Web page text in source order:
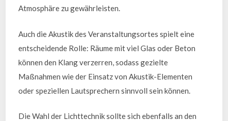
Atmosphäre zu gewährleisten.
Auch die Akustik des Veranstaltungsortes spielt eine
entscheidende Rolle: Räume mit viel Glas oder Beton
können den Klang verzerren, sodass gezielte
Maßnahmen wie der Einsatz von Akustik-Elementen
oder speziellen Lautsprechern sinnvoll sein können.
Die Wahl der Lichttechnik sollte sich ebenfalls an den